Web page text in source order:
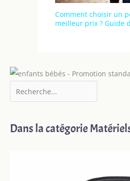
Comment choisir un
meilleur prix ? Guide
Dans la catégorie